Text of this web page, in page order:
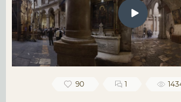
90 1